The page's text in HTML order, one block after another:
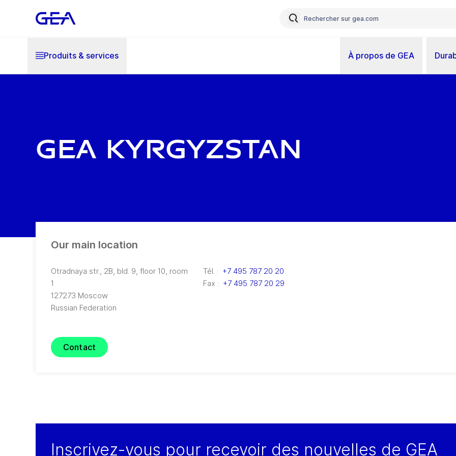
Produits & services À propos de GEA
GEA Kyrgyzstan
Our main location
Otradnaya str., 2B, bld. 9, floor 10, room
1
127273 Moscow
Russian Federation
Tél. : +7 495 787 20 20
Fax : +7 495 787 20 29
Contact
Inscrivez-vous pour recevoir des nouvelles de GEA